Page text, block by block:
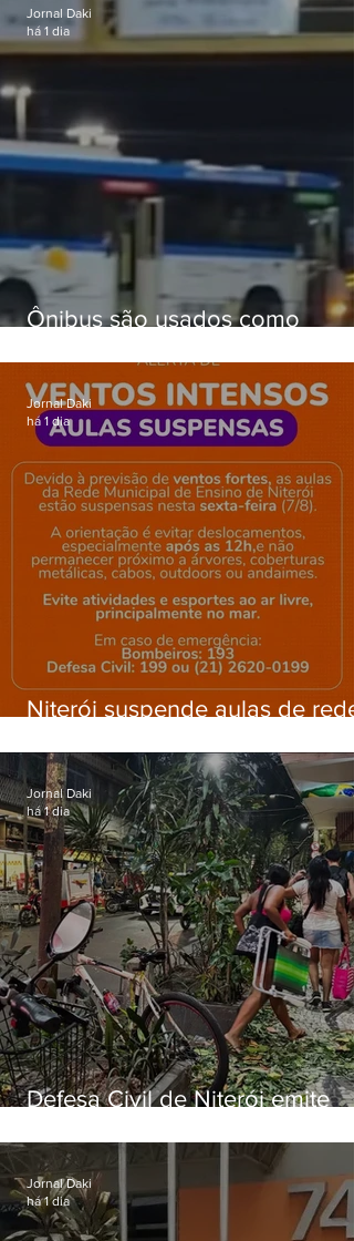
Ônibus são usados como
Gardênia Azul
Jornal Daki
há 1 dia
Niterói suspende aulas de rede
ventos fortes nesta sexta (7)
Jornal Daki
há 1 dia
Defesa Civil de Niterói emite
sexta-feira (07)
Jornal Daki
há 1 dia
Jornal Daki
há 1 dia